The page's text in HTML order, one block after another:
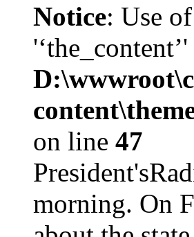
Notice: Use
on line 47
morning. On